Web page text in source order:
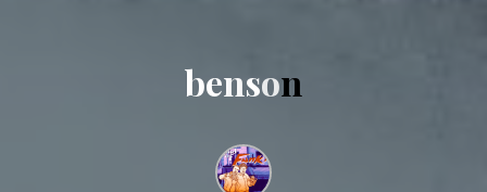
benson